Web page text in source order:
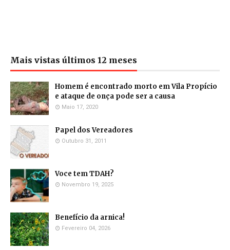
Mais vistas últimos 12 meses
Homem é encontrado morto em Vila Propício
e ataque de onça pode ser a causa
Maio 17, 2020
Papel dos Vereadores
Outubro 31, 2011
Voce tem TDAH?
Novembro 19, 2025
Benefício da arnica!
Fevereiro 04, 2026